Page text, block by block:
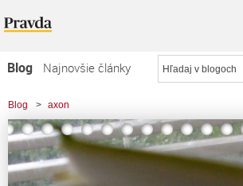
Blog
Najnovšie články
Najčítanejšie články
Najkomentovanejšie články
Zoznam blogov
Blog > axon